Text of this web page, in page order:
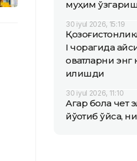
муҳим
30 iyul 2026, 15:19
I чорагида
овқатларни
қилишди
30 iyul 2026, 11:10
Агар бола чет
йўқотиб қўйса,